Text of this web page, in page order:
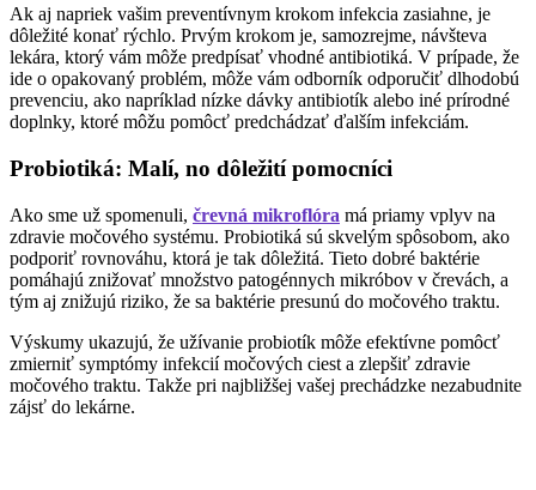
Ak aj napriek vašim preventívnym krokom infekcia zasiahne, je
dôležité konať rýchlo. Prvým krokom je, samozrejme, návšteva
lekára, ktorý vám môže predpísať vhodné antibiotiká. V prípade, že
ide o opakovaný problém, môže vám odborník odporučiť dlhodobú
prevenciu, ako napríklad nízke dávky antibiotík alebo iné prírodné
doplnky, ktoré môžu pomôcť predchádzať ďalším infekciám.
Probiotiká: Malí, no dôležití pomocníci
Ako sme už spomenuli, črevná mikroflóra má priamy vplyv na
zdravie močového systému. Probiotiká sú skvelým spôsobom, ako
podporiť rovnováhu, ktorá je tak dôležitá. Tieto dobré baktérie
pomáhajú znižovať množstvo patogénnych mikróbov v črevách, a
tým aj znižujú riziko, že sa baktérie presunú do močového traktu.
Výskumy ukazujú, že užívanie probiotík môže efektívne pomôcť
zmierniť symptómy infekcií močových ciest a zlepšiť zdravie
močového traktu. Takže pri najbližšej vašej prechádzke nezabudnite
zájsť do lekárne.